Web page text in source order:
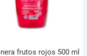
frutos rojos 500 ml